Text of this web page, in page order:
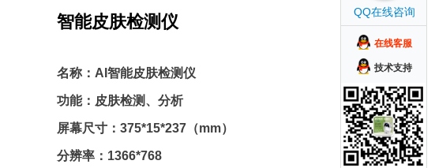
智能皮肤检测仪
名称：AI智能皮肤检测仪
功能：皮肤检测、分析
屏幕尺寸：375*15*237（mm）
分辨率：1366*768
QQ在线咨询
在线客服
技术支持